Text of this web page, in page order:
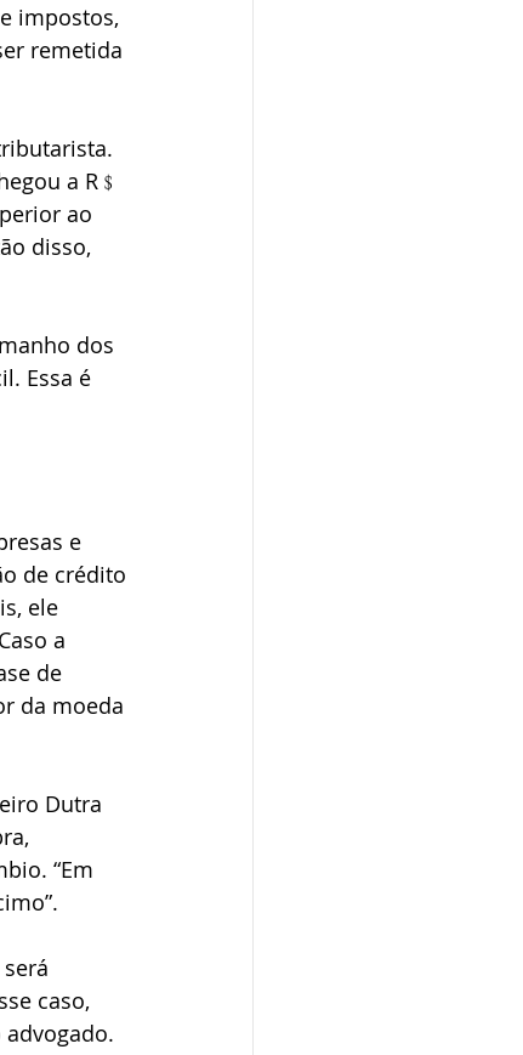
impostos,
remetida
a R﹩
ao
disso,
dos
Essa é
e
de crédito
ele
a
de
da moeda
Dutra
“Em
caso,